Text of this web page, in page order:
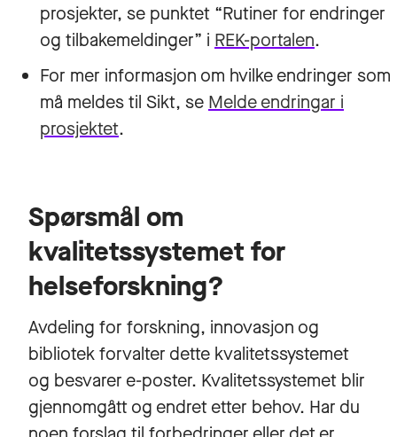
prosjekter, se punktet “Rutiner for endringer
og tilbakemeldinger” i REK-portalen.
For mer informasjon om hvilke endringer som
må meldes til Sikt, se Melde endringar i
prosjektet.
Spørsmål om
kvalitetssystemet for
helseforskning?
Avdeling for forskning, innovasjon og
bibliotek forvalter dette kvalitetssystemet
og besvarer e-poster. Kvalitetssystemet blir
gjennomgått og endret etter behov. Har du